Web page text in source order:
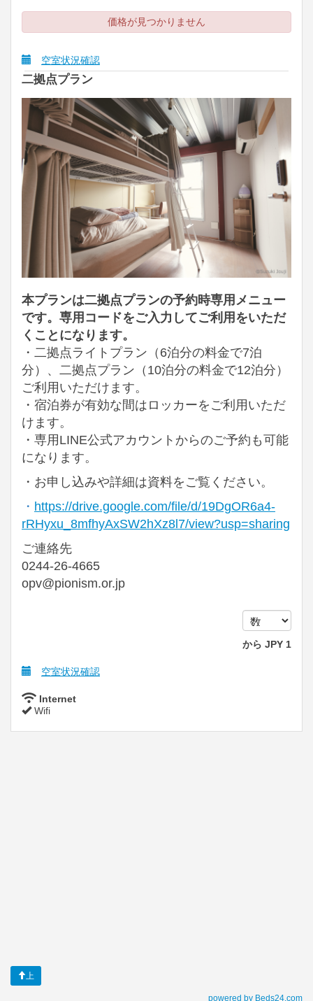
価格が見つかりません
空室状況確認
二拠点プラン
本プランは二拠点プランの予約時専用メニュー
です。専用コードをご入力してご利用をいただ
くことになります。
・二拠点ライトプラン（ 6泊分の料金で7泊
分 ）、二拠点プラン（10泊分の料金で12泊分）
ご利用いただけます。
・ 宿泊券が有効な間はロッカーをご利用いただ
けます。
・ 専用LINE公式アカウントからのご予約も可能
になります。
・ お申し込みや詳細は資料をご覧ください。
・ https://drive.google.com/file/d/19DgOR6a4-
rRHyxu_8mfhyAxSW2hXz8l7/view?usp=sharing
ご連絡先
0244-26-4665
opv@pionism.or.jp
から JPY 1
空室状況確認
Internet
Wifi
上
powered by Beds24.com